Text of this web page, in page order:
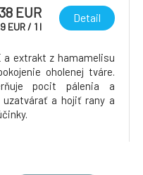
EUR
EUR/ 1 l
Detail
a extrakt z hamamelisu
oholenej tváre.
pocit pálenia a
uzatvárať a hojiť rany a